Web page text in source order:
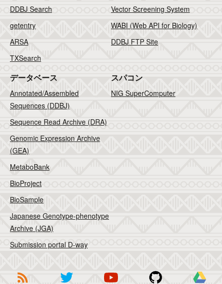
DDBJ Search
getentry
ARSA
TXSearch
Vector Screening System
WABI (Web API for Biology)
DDBJ FTP Site
データベース
Annotated/Assembled
Sequences (DDBJ)
Sequence Read Archive (DRA)
Genomic Expression Archive
(GEA)
MetaboBank
BioProject
BioSample
Japanese Genotype-phenotype
Archive (JGA)
Submission portal D-way
スパコン
NIG SuperComputer